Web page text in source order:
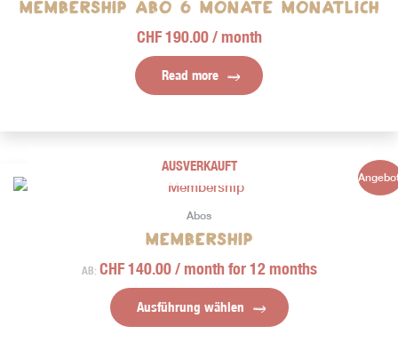
Membership Abo 6 Monate monatlich
CHF190.00 / month
Read more
AUSVERKAUFT
Abos
Membership
AB: CHF140.00 / month for 12 months
Ausführung wählen
Die